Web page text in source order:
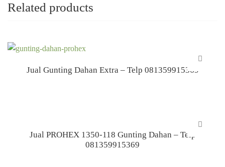
Related products
Jual Gunting Dahan Extra – Telp 081359915369
Jual PROHEX 1350-118 Gunting Dahan – Telp
081359915369